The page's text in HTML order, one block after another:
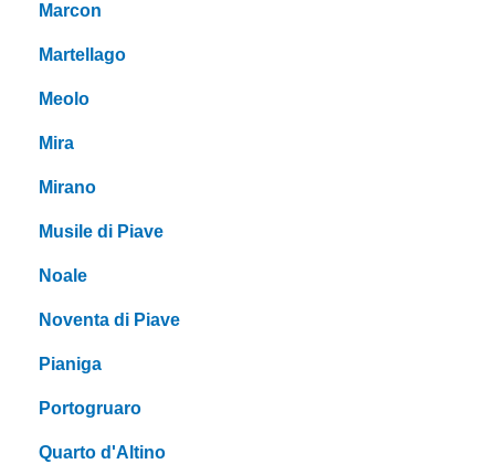
Marcon
Martellago
Meolo
Mira
Mirano
Musile di Piave
Noale
Noventa di Piave
Pianiga
Portogruaro
Quarto d'Altino